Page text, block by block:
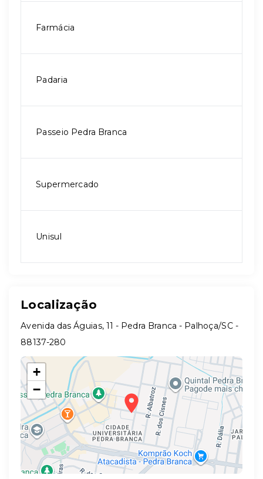
Farmácia
Padaria
Passeio Pedra Branca
Supermercado
Unisul
Localização
Avenida das Águias, 11 - Pedra Branca - Palhoça/SC -
88137-280
+
−